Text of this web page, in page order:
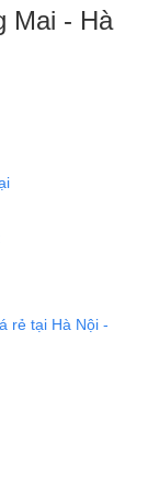
Mai - Hà
rẻ tại Hà Nội -